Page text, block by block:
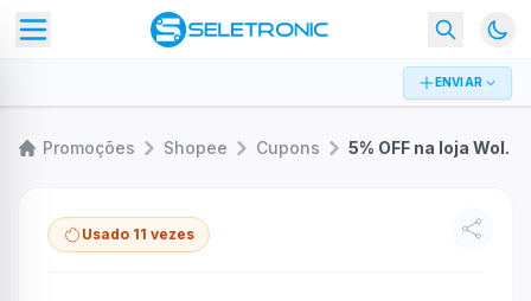
ENVIAR
Promoções Shopee Cupons 5% OFF na loja Wolff Oficial no Shopee
Usado 11 vezes